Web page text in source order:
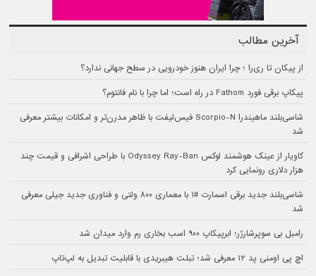
آخرین مطالب
از پیکان تا ری‌را ؛ چرا ایران هنوز خودرویی در سطح جهانی ندارد؟
پیکاپ برقی فورد Fathom در راه است؛ اما چرا با نام فانتوم؟
شاسی‌بلند ماهیندرا Scorpio-N فیس‌لیفت با ظاهر مدرن‌تر و امکانات بیشتر معرفی
شد
کاویار از عینک هوشمند لوکس Odyssey Ray-Ban با طراحی اشرافی و قیمت چند
هزار دلاری رونمایی کرد
شاسی‌بلند جدید برقی اسمارت #۱ با معماری ۸۰۰ ولتی و فناوری جدید جیلی معرفی
شد
رامبل بی سوپرشارژر؛ ابرپیکاپ ۹۰۰ اسب بخاری رم وارد میدان شد
اچ پی اومنی پد ۱۲ معرفی شد؛ تبلت هیبریدی با قابلیت تبدیل به لپ‌تاپ